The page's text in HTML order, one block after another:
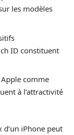
les modèles
ID constituent
Apple comme
à l’attractivité
d’un iPhone peut